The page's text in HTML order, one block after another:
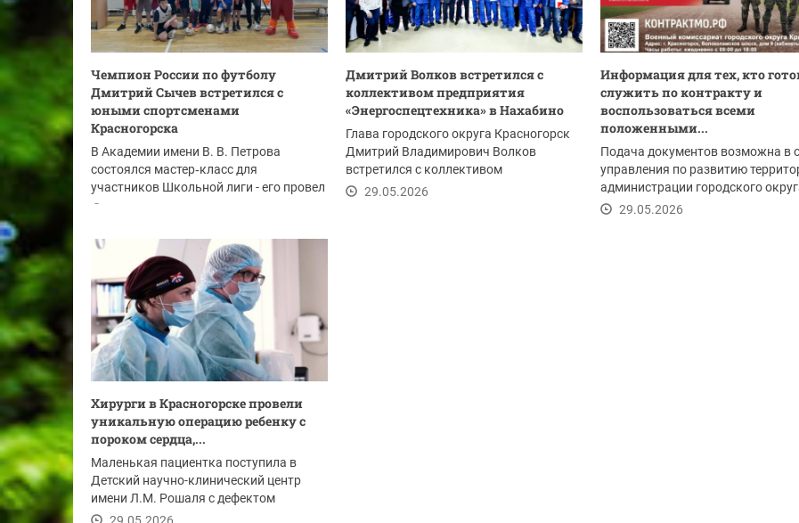
Чемпион России по футболу
Дмитрий Сычев встретился с
юными спортсменами
Красногорска
В Академии имени В. В. Петрова
состоялся мастер‑класс для
участников Школьной лиги - его провел
чемпион России по...
Дмитрий Волков встретился с
коллективом предприятия
«Энергоспецтехника» в Нахабино
Глава городского округа Красногорск
Дмитрий Владимирович Волков
встретился с коллективом
нахабинского предприятия...
29.05.2026
Информация для тех, кто
служить по контракту и
воспользоваться всеми
положенными...
Подача документов возможна в
управления по развитию
администрации городского
Красногорск:
29.05.2026
Хирурги в Красногорске провели
уникальную операцию ребенку с
пороком сердца,...
Маленькая пациентка поступила в
Детский научно-клинический центр
имени Л.М. Рошаля с дефектом
межпредсердной...